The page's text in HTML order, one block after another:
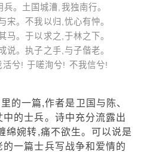
。土国城漕,我独南行。
不我以归,忧心有忡。
于以求之,于林之下。
执子之手,与子偕老。
! 于嗟洵兮! 不我信兮!
一篇,作者是卫国与陈、
的士兵。诗中充分流露出
绵婉转,痛不欲生。可以说是
一篇士兵写战争和爱情的